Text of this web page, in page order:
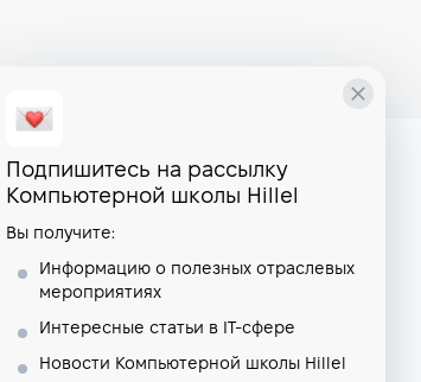
Подпишитесь на рассылку
Компьютерной школы Hillel
Вы получите:
Информацию о полезных отраслевых
мероприятиях
Интересные статьи в IT-сфере
Новости Компьютерной школы Hillel